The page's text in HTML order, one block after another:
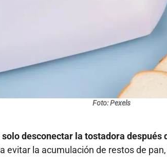
Foto: Pexels
solo desconectar la tostadora después
evitar la acumulación de restos de